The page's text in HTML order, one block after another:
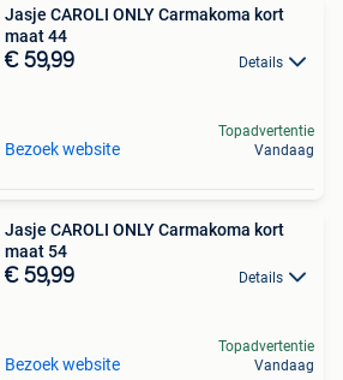
Jasje CAROLI ONLY Carmakoma kort
maat 44
€ 59,99 Details
Bezoek website
Topadvertentie
Vandaag
Jasje CAROLI ONLY Carmakoma kort
maat 54
€ 59,99 Details
Bezoek website
Topadvertentie
Vandaag